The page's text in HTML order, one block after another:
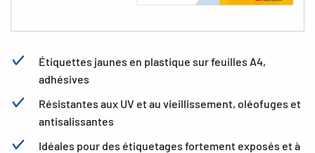
Étiquettes jaunes en plastique sur feuilles A4,
adhésives
Résistantes aux UV et au vieillissement, oléofuges et
antisalissantes
Idéales pour des étiquetages fortement exposés et à